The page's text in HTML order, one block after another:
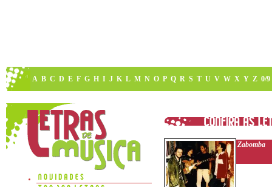
A B C D E F G H I J K L M N O P Q R S T U V W X Y Z 0/9
Zabomba